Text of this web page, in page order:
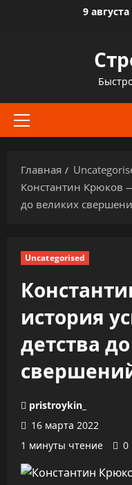
9
Основное
Главная
Константин Крюков
до великих
Uncategorised
история
детства
pristroykin_
16 марта 2022
1 минуты чтение
0